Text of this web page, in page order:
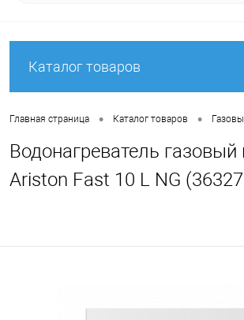
Каталог товаров
Главная страница • Каталог товаров •
Водонагреватель
Ariston Fast 10 L NG